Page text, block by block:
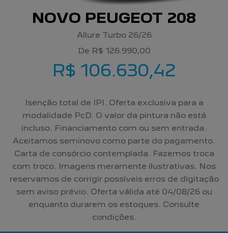
NOVO PEUGEOT 208
Allure Turbo 26/26
De R$ 126.990,00
R$ 106.630,42
Isenção total de IPI. Oferta exclusiva para a
modalidade PcD. O valor da pintura não está
incluso. Financiamento com ou sem entrada.
Aceitamos seminovo como parte do pagamento.
Carta de consórcio contemplada. Fazemos troca
com troco. Imagens meramente ilustrativas. Nos
reservamos de corrigir possíveis erros de digitação
sem aviso prévio. Oferta válida até 04/08/26 ou
enquanto durarem os estoques. Consulte
condições.